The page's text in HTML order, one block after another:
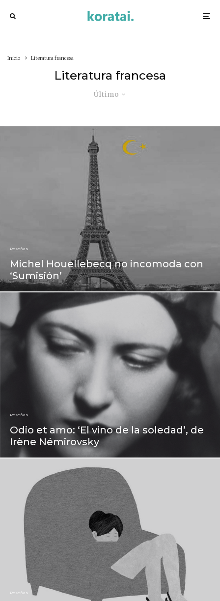
Inicio Literatura francesa
Literatura francesa
Último
Reseñas
Michel Houellebecq no incomoda con
‘Sumisión’
Reseñas
Odio et amo: ‘El vino de la soledad’, de
Irène Némirovsky
Reseñas